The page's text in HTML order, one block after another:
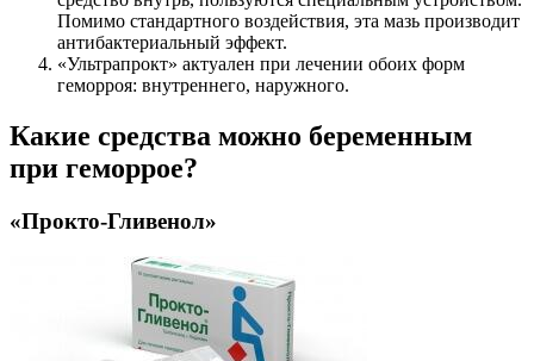
Помимо стандартного воздействия, эта мазь производит
антибактериальный эффект.
«Ультрапрокт» актуален при лечении обоих форм
геморроя: внутреннего, наружного.
Какие средства можно беременным
при геморрое?
«Прокто-Гливенол»